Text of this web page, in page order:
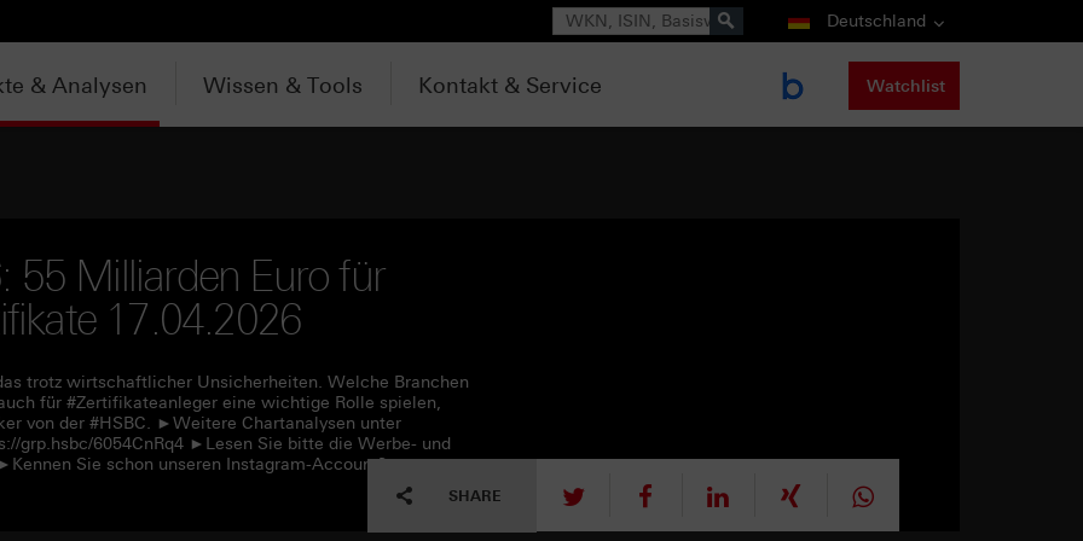
Suche Deutschland
& Analysen Wissen & Tools Kontakt & Service Watchlist
55 Milliarden Euro für
17.04.2026
trotz wirtschaftlicher Unsicherheiten. Welche Branchen
für #Zertifikateanleger eine wichtige Rolle spielen,
von der #HSBC. ►Weitere Chartanalysen unter
grp.hsbc/6054CnRq4 ►Lesen Sie bitte die Werbe- und
Sie schon unseren Instagram-Account?
SHARE tweet mitteilen